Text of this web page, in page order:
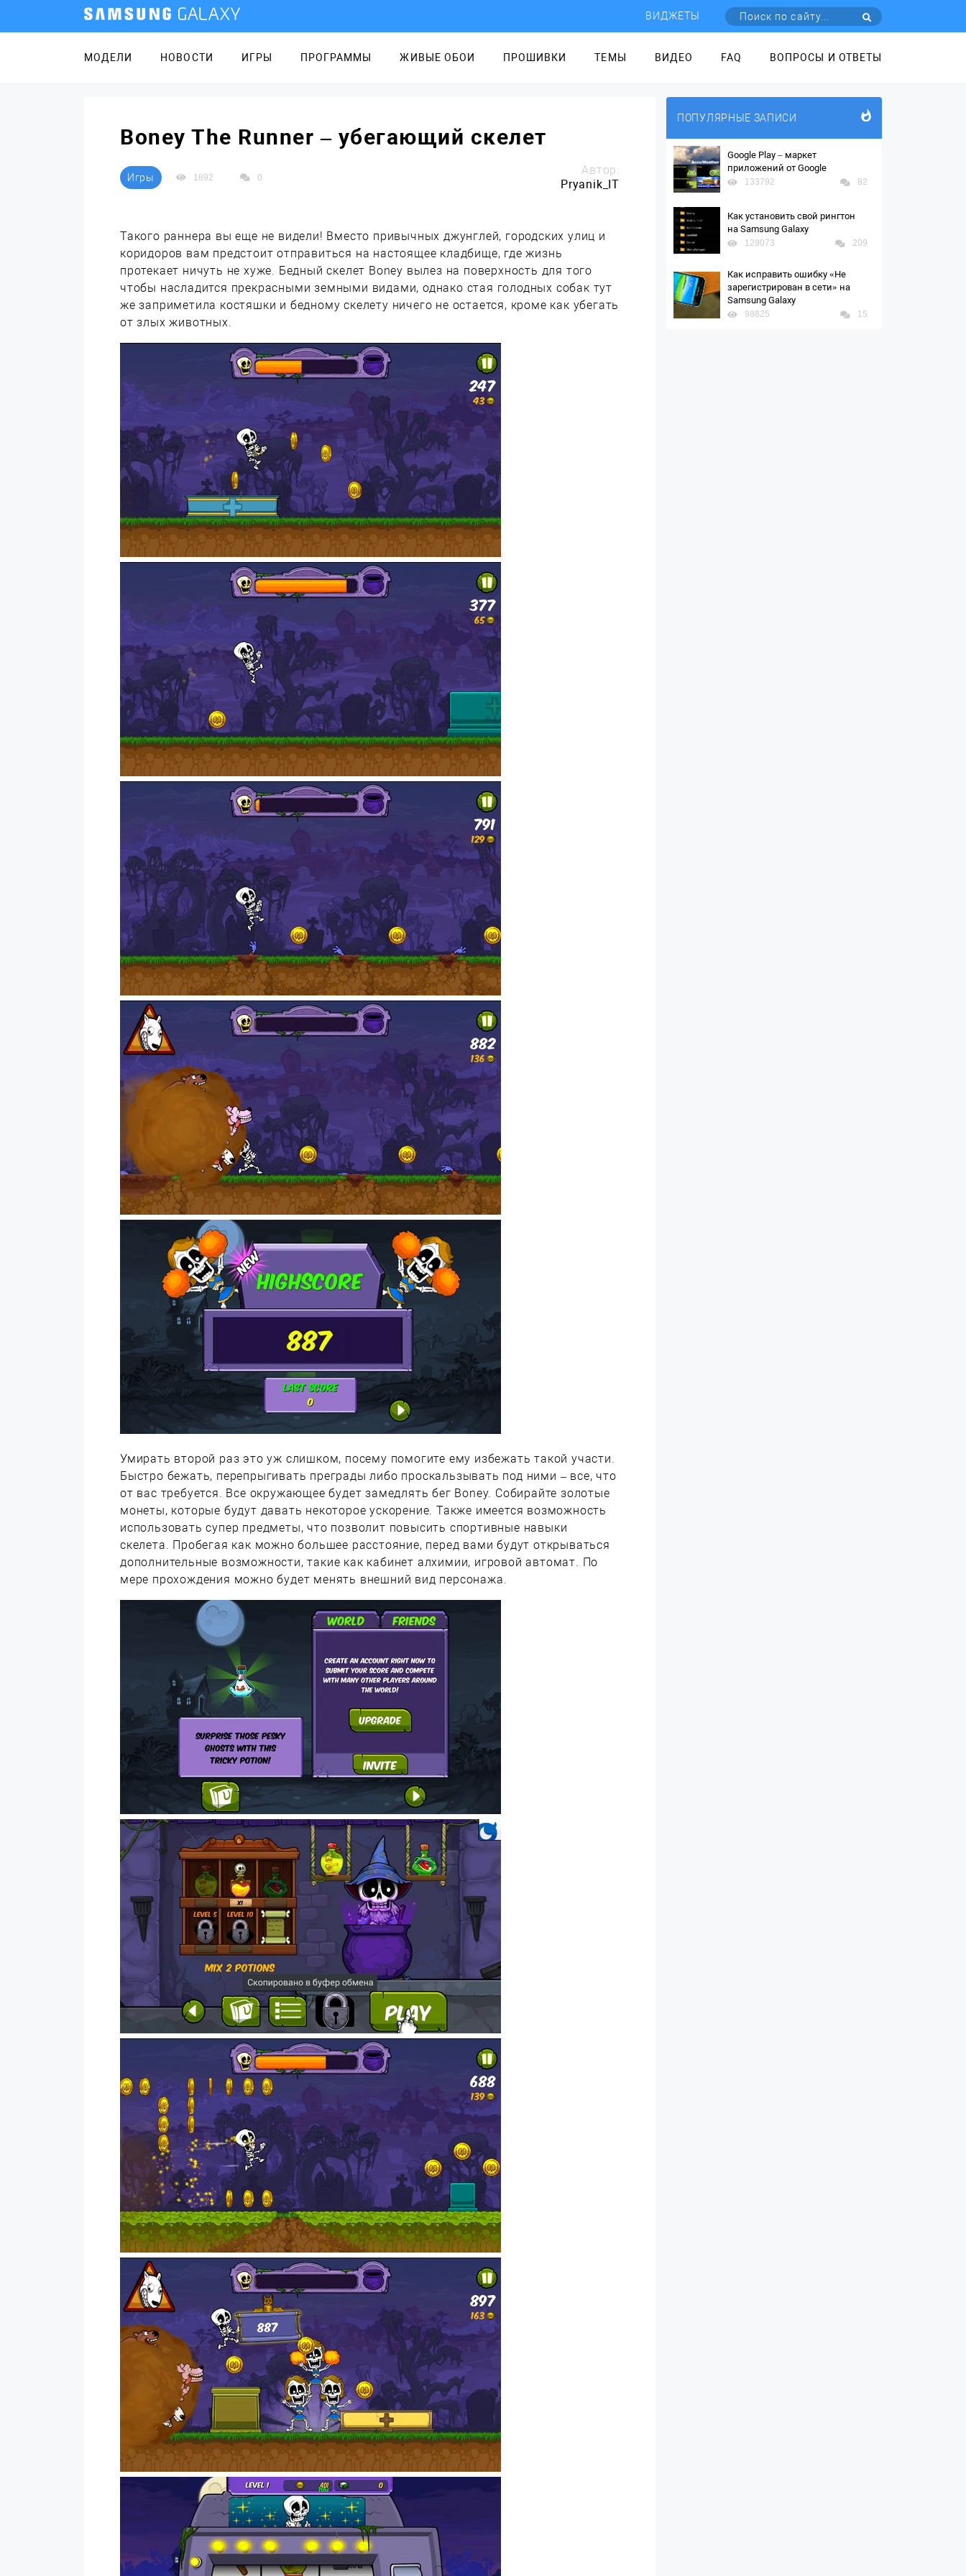
ВИДЖЕТЫ
МОДЕЛИ НОВОСТИ ИГРЫ ПРОГРАММЫ ЖИВЫЕ ОБОИ ПРОШИВКИ ТЕМЫ ВИДЕО FAQ ВОПРОСЫ И ОТВЕТЫ
Boney The Runner – убегающий скелет
Игры 1892 0
Автор:
Pryanik_IT
Такого раннера вы еще не видели! Вместо привычных джунглей, городских улиц и
коридоров вам предстоит отправиться на настоящее кладбище, где жизнь
протекает ничуть не хуже. Бедный скелет Boney вылез на поверхность для того
чтобы насладится прекрасными земными видами, однако стая голодных собак тут
же заприметила костяшки и бедному скелету ничего не остается, кроме как убегать
от злых животных.
Умирать второй раз это уж слишком, посему помогите ему избежать такой участи.
Быстро бежать, перепрыгивать преграды либо проскальзывать под ними – все, что
от вас требуется. Все окружающее будет замедлять бег Boney. Собирайте золотые
монеты, которые будут давать некоторое ускорение. Также имеется возможность
использовать супер предметы, что позволит повысить спортивные навыки
скелета. Пробегая как можно большее расстояние, перед вами будут открываться
дополнительные возможности, такие как кабинет алхимии, игровой автомат. По
мере прохождения можно будет менять внешний вид персонажа.
ПОПУЛЯРНЫЕ ЗАПИСИ
Google Play – маркет
приложений от Google
133792 82
Как установить свой рингтон
на Samsung Galaxy
129073 209
Как исправить ошибку «Не
зарегистрирован в сети» на
Samsung Galaxy
98825 15